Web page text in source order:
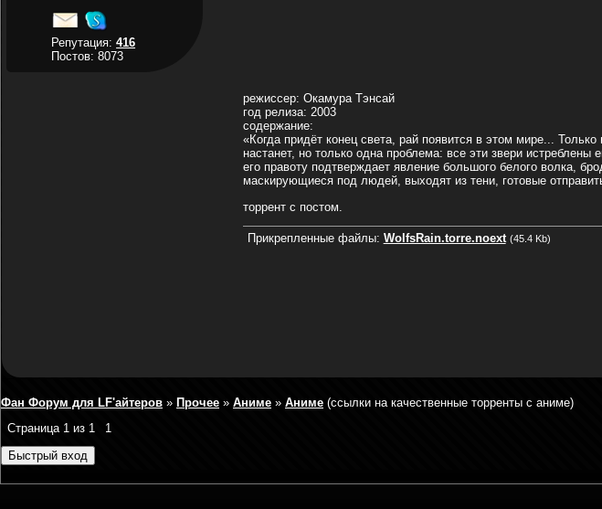
Репутация:416
Постов: 8073
режиссер: Окамура Тэнсай
год релиза: 2003
содержание:
«Когда придёт конец света, рай появится в этом мире...
настанет, но только одна проблема: все эти звери
его правоту подтверждает явление большого белого волка,
маскирующиеся под людей, выходят из тени, готовые
торрент с постом.
Прикрепленные файлы: WolfsRain.torre.noext (45.4 Kb)
Фан Форум для LF'айтеров » Прочее » Аниме » Аниме (ссылки на качественные торренты с аниме)
Страница 1 из 1
1